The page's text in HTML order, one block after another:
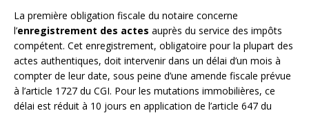
La première obligation fiscale du notaire concerne
l’enregistrement des actes auprès du service des impôts
compétent. Cet enregistrement, obligatoire pour la plupart des
actes authentiques, doit intervenir dans un délai d’un mois à
compter de leur date, sous peine d’une amende fiscale prévue
à l’article 1727 du CGI. Pour les mutations immobilières, ce
délai est réduit à 10 jours en application de l’article 647 du